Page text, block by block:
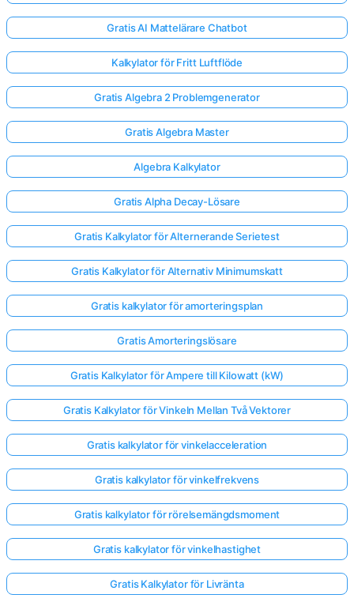
Logga
in
här!
Gratis AI Mattelärare Chatbot
Kalkylator för Fritt Luftflöde
Gratis Algebra 2 Problemgenerator
Gratis Algebra Master
Algebra Kalkylator
Gratis Alpha Decay-Lösare
Gratis Kalkylator för Alternerande Serietest
Gratis Kalkylator för Alternativ Minimumskatt
Gratis kalkylator för amorteringsplan
Gratis Amorteringslösare
Gratis Kalkylator för Ampere till Kilowatt (kW)
Gratis Kalkylator för Vinkeln Mellan Två Vektorer
Gratis kalkylator för vinkelacceleration
Gratis kalkylator för vinkelfrekvens
Gratis kalkylator för rörelsemängdsmoment
Gratis kalkylator för vinkelhastighet
Gratis Kalkylator för Livränta